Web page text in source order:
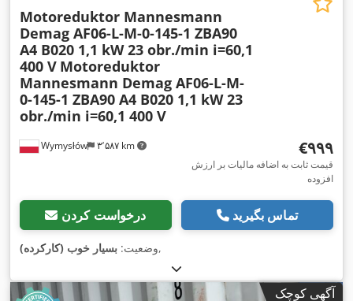
Wymysłów ۳٬۵۸۷ km
Motoreduktor Mannesmann
Demag AF06-L-M-0-145-1 ZBA90
A4 B020 1,1 kW 23 obr./min i=60,1
400 V Motoreduktor
Mannesmann Demag AF06-L-M-
0-145-1 ZBA90 A4 B020 1,1 kW 23
obr./min i=60,1 400 V
‎€۹۹۹
قیمت ثابت به اضافه مالیات بر ارزش
افزوده
درخواست کردن تماس بگیرید
وضعیت: بسیار خوب (کارکرده) ,
آگهی کوچک